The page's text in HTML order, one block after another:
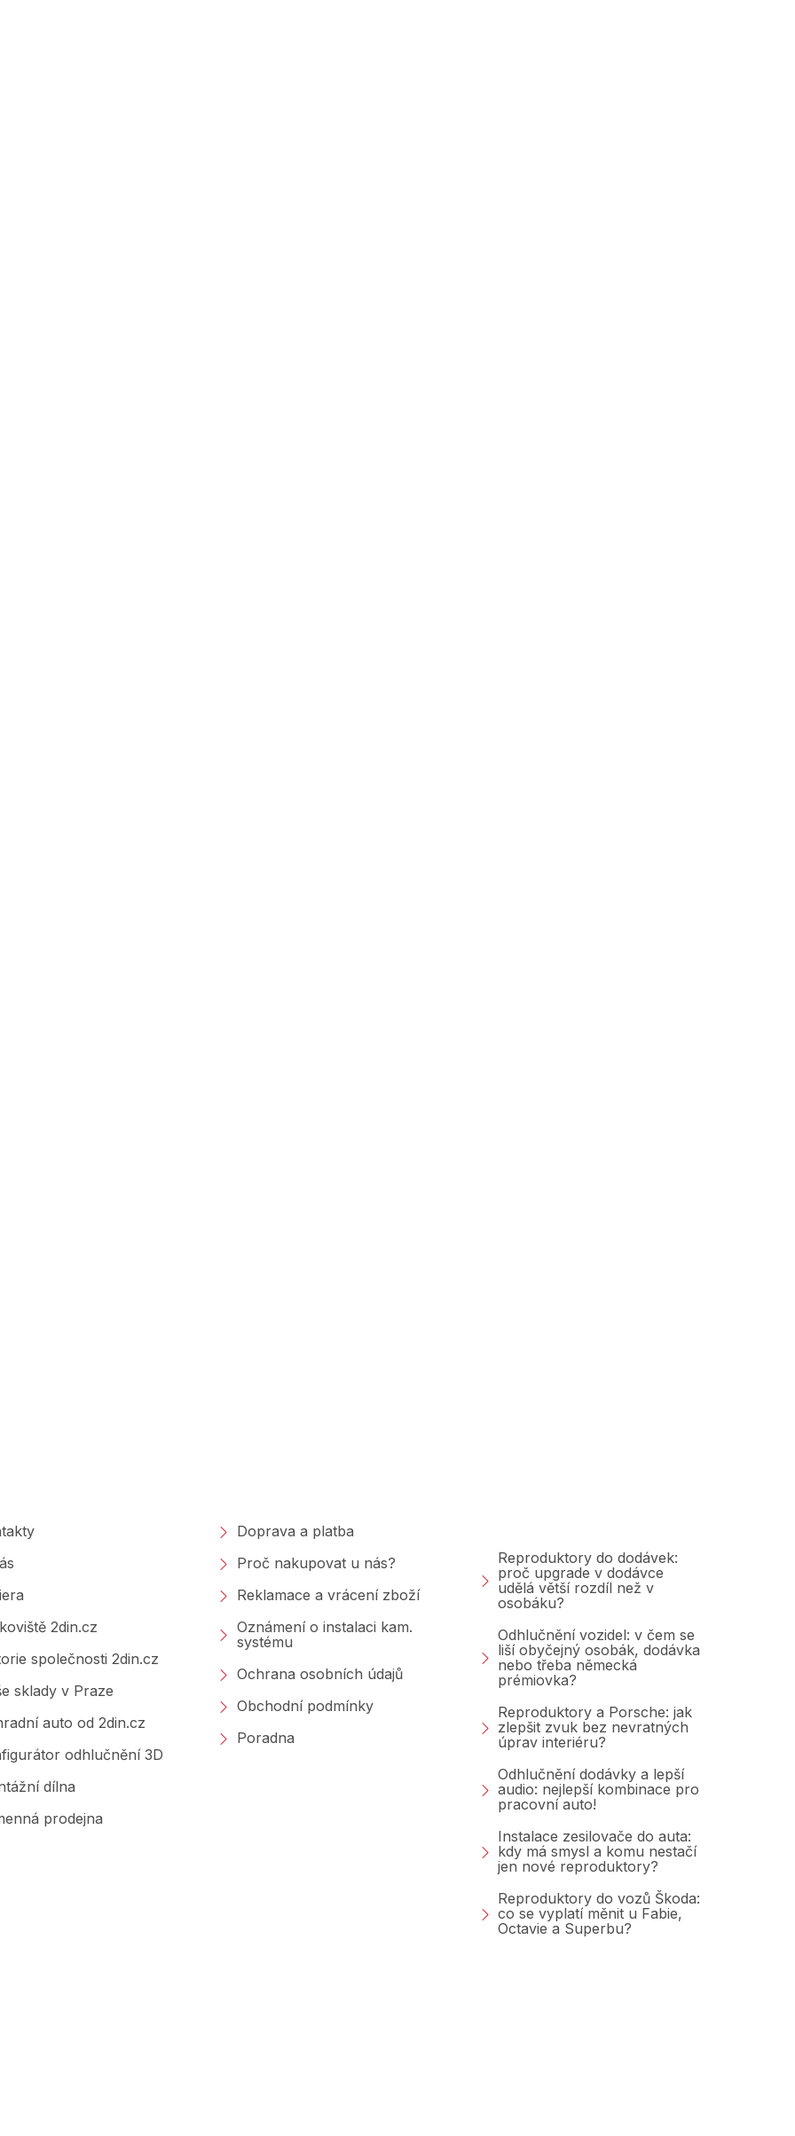
2din.cz
společnosti 2din.cz
sklady v Praze
auto od 2din.cz
odhlučnění 3D
dílna
prodejna
Doprava a platba
Proč nakupovat u nás?
Reklamace a vrácení zboží
Oznámení o instalaci kam.
systému
Ochrana osobních údajů
Obchodní podmínky
Poradna
Reproduktory do dodávek:
proč upgrade v dodávce
udělá větší rozdíl než v
osobáku?
Odhlučnění vozidel: v čem se
liší obyčejný osobák, dodávka
nebo třeba německá
prémiovka?
Reproduktory a Porsche: jak
zlepšit zvuk bez nevratných
úprav interiéru?
Odhlučnění dodávky a lepší
audio: nejlepší kombinace pro
pracovní auto!
Instalace zesilovače do auta:
kdy má smysl a komu nestačí
jen nové reproduktory?
Reproduktory do vozů Škoda:
co se vyplatí měnit u Fabie,
Octavie a Superbu?